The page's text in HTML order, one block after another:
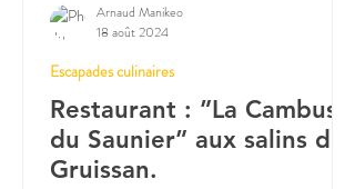
Restaurant : ”La Cambuse
du Saunier” aux salins de
Gruissan.
Escapades culinaires
Arnaud Manikeo
18 août 2024